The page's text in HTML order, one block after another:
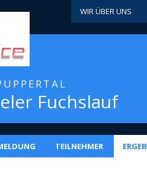
WIR ÜBER UNS
Fuchslauf
TEILNEHMER